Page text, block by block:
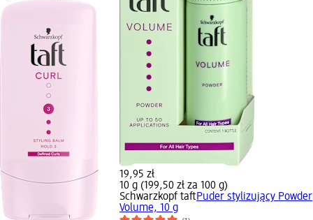
19,95 zł
10 g (199,50 zł za 100 g)
Schwarzkopf taftPuder stylizujący Powder
Volume, 10 g